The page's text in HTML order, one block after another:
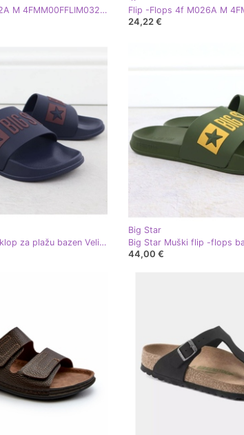
Zaklopke 4f M032A M 4FMM00FFLIM032A 20S crna
24,22 €
Big Star Muški zaklop za plažu bazen Velika zvijezda SS174361
Big Star
44,00 €